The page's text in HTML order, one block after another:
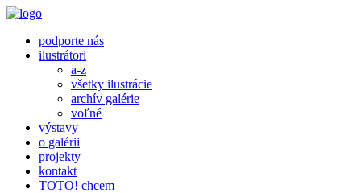
Skočiť na hlavný obsah
podporte nás
ilustrátori
a-z
všetky ilustrácie
archív galérie
voľné
výstavy
o galérii
projekty
kontakt
TOTO! chcem